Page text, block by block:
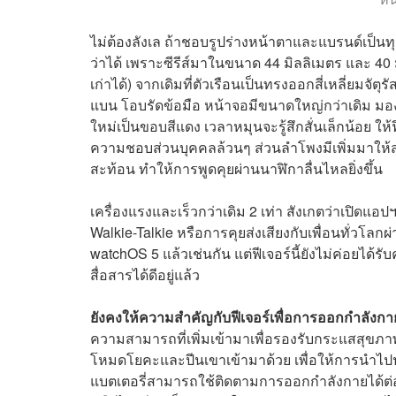
ไม่ต้องลังเล ถ้าชอบรูปร่างหน้าตาและแบรนด์เป็น
ว่าได้ เพราะซีรีส์มาในขนาด 44 มิลลิเมตร และ
เก่าได้) จากเดิมที่ตัวเรือนเป็นทรงออกสี่เหลี่ยมจั
แบน โอบรัดข้อมือ หน้าจอมีขนาดใหญ่กว่าเดิม มอ
ใหม่เป็นขอบสีแดง เวลาหมุนจะรู้สึกสั่นเล็กน้อย
ความชอบส่วนบุคคลล้วนๆ ส่วนลำโพงมีเพิ่มมาให้
สะท้อน ทำให้การพูดคุยผ่านนาฬิกาลื่นไหลยิ่งขึ้น
เครื่องแรงและเร็วกว่าเดิม 2 เท่า สังเกตว่าเปิดแ
Walkie-Talkie หรือการคุยส่งเสียงกับเพื่อนทั่วโล
watchOS 5 แล้วเช่นกัน แต่ฟีเจอร์นี้ยังไม่ค่อยได้รั
สื่อสารได้ดีอยู่แล้ว
ยังคงให้ความสำคัญกับฟีเจอร์เพื่อการออกกำลังก
ความสามารถที่เพิ่มเข้ามาเพื่อรองรับกระแสสุข
โหมดโยคะและปีนเขาเข้ามาด้วย เพื่อให้การน
แบตเตอรี่สามารถใช้ติดตามการออกกำลังกายไ